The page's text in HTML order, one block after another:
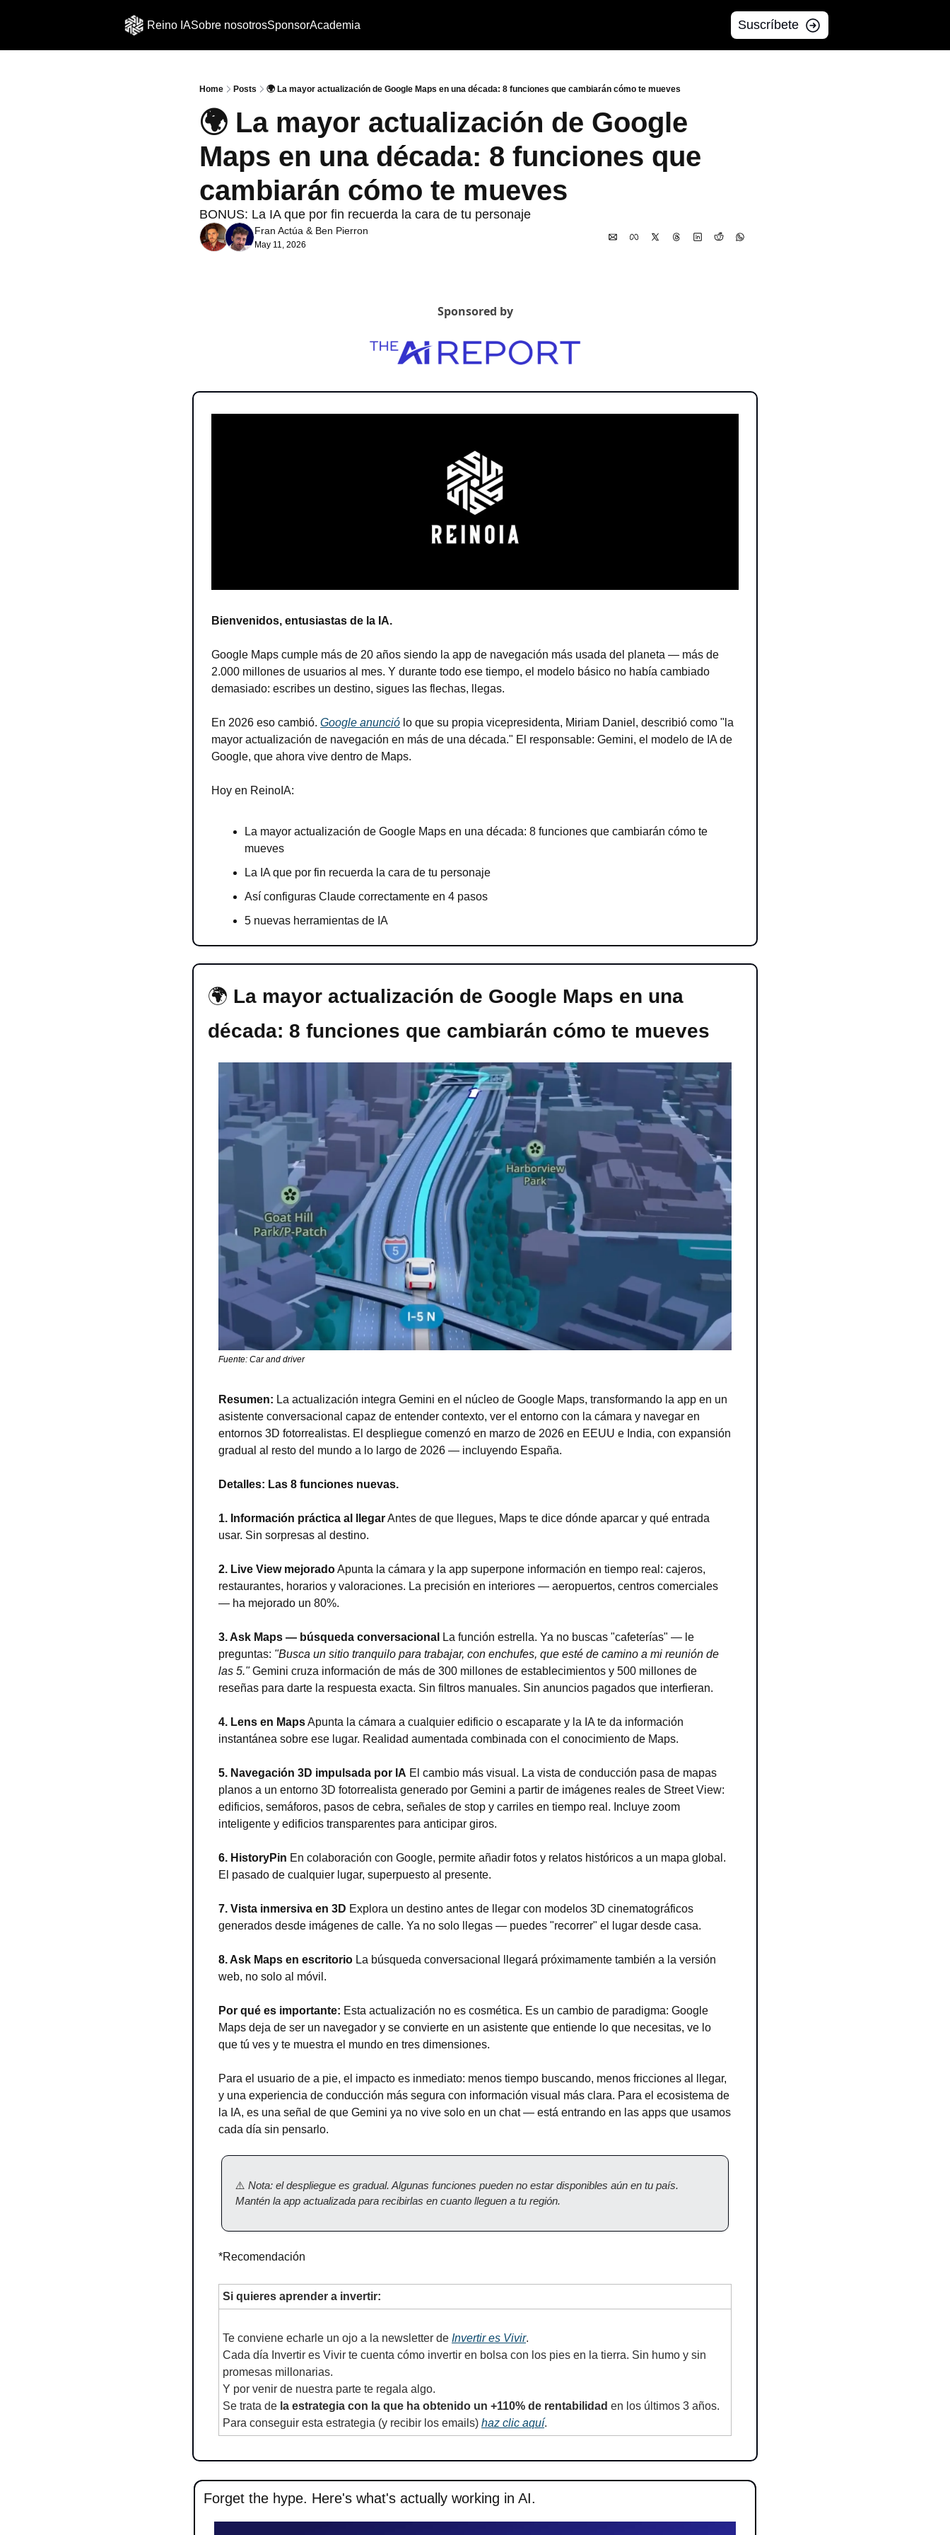
Reino IASobre nosotrosSponsorAcademia Suscríbete
Home Posts 🌍​ La mayor actualización de Google Maps en una década: 8 funciones que cambiarán cómo te mueves
🌍​ La mayor actualización de Google
Maps en una década: 8 funciones que
cambiarán cómo te mueves
BONUS: La IA que por fin recuerda la cara de tu personaje
Fran Actúa & Ben Pierron
May 11, 2026
Sponsored by
Bienvenidos, entusiastas de la IA.
Google Maps cumple más de 20 años siendo la app de navegación más usada del planeta — más de
2.000 millones de usuarios al mes. Y durante todo ese tiempo, el modelo básico no había cambiado
demasiado: escribes un destino, sigues las flechas, llegas.
En 2026 eso cambió. Google anunció lo que su propia vicepresidenta, Miriam Daniel, describió como "la
mayor actualización de navegación en más de una década." El responsable: Gemini, el modelo de IA de
Google, que ahora vive dentro de Maps.
Hoy en ReinoIA:
La mayor actualización de Google Maps en una década: 8 funciones que cambiarán cómo te
mueves
La IA que por fin recuerda la cara de tu personaje
Así configuras Claude correctamente en 4 pasos
5 nuevas herramientas de IA
🌍​ La mayor actualización de Google Maps en una
década: 8 funciones que cambiarán cómo te mueves
Fuente: Car and driver
Resumen: La actualización integra Gemini en el núcleo de Google Maps, transformando la app en un
asistente conversacional capaz de entender contexto, ver el entorno con la cámara y navegar en
entornos 3D fotorrealistas. El despliegue comenzó en marzo de 2026 en EEUU e India, con expansión
gradual al resto del mundo a lo largo de 2026 — incluyendo España.
Detalles: Las 8 funciones nuevas.
1. Información práctica al llegar Antes de que llegues, Maps te dice dónde aparcar y qué entrada
usar. Sin sorpresas al destino.
2. Live View mejorado Apunta la cámara y la app superpone información en tiempo real: cajeros,
restaurantes, horarios y valoraciones. La precisión en interiores — aeropuertos, centros comerciales
— ha mejorado un 80%.
3. Ask Maps — búsqueda conversacional
La función estrella. Ya no buscas "cafeterías" — le
preguntas: "Busca un sitio tranquilo para trabajar, con enchufes, que esté de camino a mi reunión de
las 5." Gemini cruza información de más de 300 millones de establecimientos y 500 millones de
reseñas para darte la respuesta exacta. Sin filtros manuales. Sin anuncios pagados que interfieran.
4. Lens en Maps Apunta la cámara a cualquier edificio o escaparate y la IA te da información
instantánea sobre ese lugar. Realidad aumentada combinada con el conocimiento de Maps.
5. Navegación 3D impulsada por IA El cambio más visual. La vista de conducción pasa de mapas
planos a un entorno 3D fotorrealista generado por Gemini a partir de imágenes reales de Street View:
edificios, semáforos, pasos de cebra, señales de stop y carriles en tiempo real. Incluye zoom
inteligente y edificios transparentes para anticipar giros.
6. HistoryPin En colaboración con Google, permite añadir fotos y relatos históricos a un mapa global.
El pasado de cualquier lugar, superpuesto al presente.
7. Vista inmersiva en 3D Explora un destino antes de llegar con modelos 3D cinematográficos
generados desde imágenes de calle. Ya no solo llegas — puedes "recorrer" el lugar desde casa.
8. Ask Maps en escritorio La búsqueda conversacional llegará próximamente también a la versión
web, no solo al móvil.
Por qué es importante: Esta actualización no es cosmética. Es un cambio de paradigma: Google
Maps deja de ser un navegador y se convierte en un asistente que entiende lo que necesitas, ve lo
que tú ves y te muestra el mundo en tres dimensiones.
Para el usuario de a pie, el impacto es inmediato: menos tiempo buscando, menos fricciones al llegar,
y una experiencia de conducción más segura con información visual más clara. Para el ecosistema de
la IA, es una señal de que Gemini ya no vive solo en un chat — está entrando en las apps que usamos
cada día sin pensarlo.
⚠️ Nota: el despliegue es gradual. Algunas funciones pueden no estar disponibles aún en tu país.
Mantén la app actualizada para recibirlas en cuanto lleguen a tu región.
*Recomendación
Si quieres aprender a invertir:
Te conviene echarle un ojo a la newsletter de Invertir es Vivir.
Cada día Invertir es Vivir te cuenta cómo invertir en bolsa con los pies en la tierra. Sin humo y sin
promesas millonarias.
Y por venir de nuestra parte te regala algo.
Se trata de la estrategia con la que ha obtenido un +110% de rentabilidad en los últimos 3 años.
Para conseguir esta estrategia (y recibir los emails) haz clic aquí.
Forget the hype. Here's what's actually working in AI.